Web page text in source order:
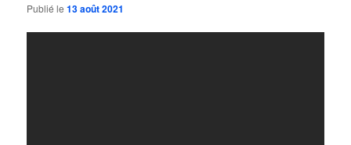
Publié le13 août 2021